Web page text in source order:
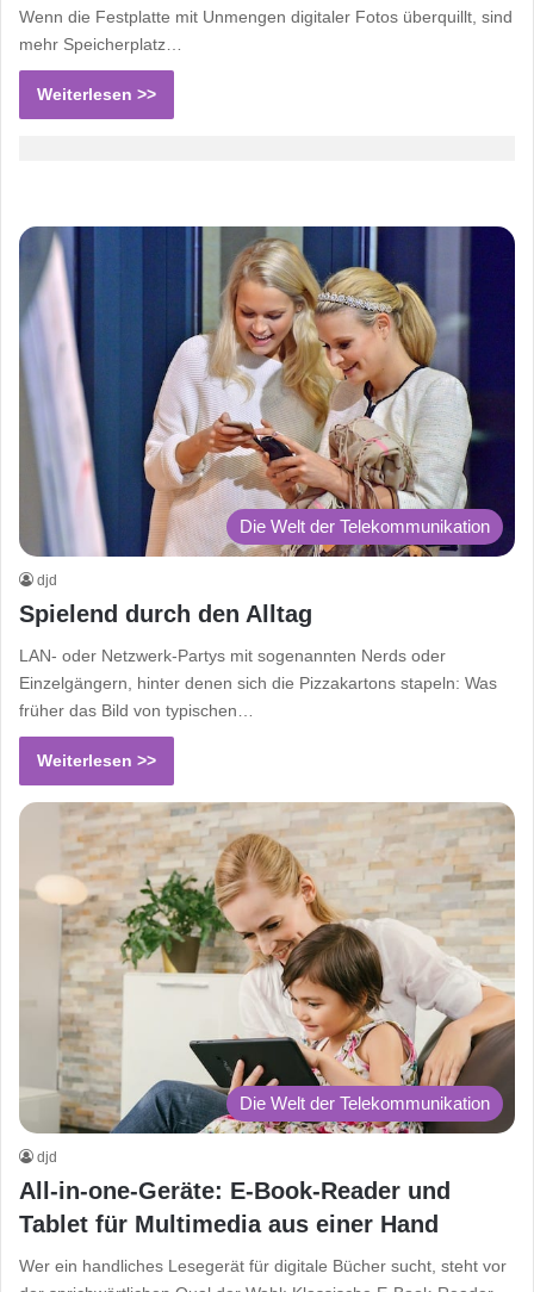
Wenn die Festplatte mit Unmengen digitaler Fotos überquillt, sind
mehr Speicherplatz…
Weiterlesen >>
Die Welt der Telekommunikation
djd
Spielend durch den Alltag
LAN- oder Netzwerk-Partys mit sogenannten Nerds oder
Einzelgängern, hinter denen sich die Pizzakartons stapeln: Was
früher das Bild von typischen…
Weiterlesen >>
Die Welt der Telekommunikation
djd
All-in-one-Geräte: E-Book-Reader und
Tablet für Multimedia aus einer Hand
Wer ein handliches Lesegerät für digitale Bücher sucht, steht vor